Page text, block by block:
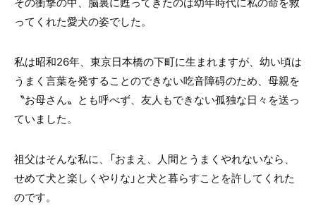
ってくれた愛犬の姿でした。
私は昭和26年、東京日本橋の下町に生まれますが、幼い頃は
うまく言葉を発することのできない吃音障碍のため、母親を
〝お母さん〟とも呼べず、友人もできない孤独な日々を送っ
ていました。
祖父はそんな私に、「おまえ、人間とうまくやれないなら、
せめて犬と楽しくやりな」と犬と暮らすことを許してくれた
のです。